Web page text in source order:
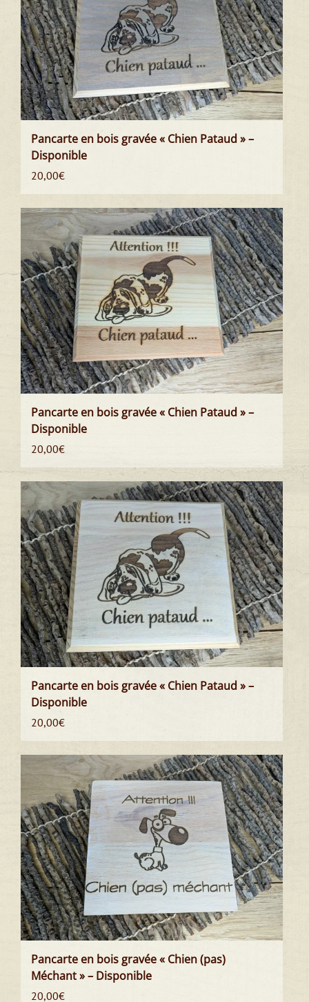
Pancarte en bois gravée « Chien Pataud » –
Disponible
20,00€
Pancarte en bois gravée « Chien Pataud » –
Disponible
20,00€
Pancarte en bois gravée « Chien Pataud » –
Disponible
20,00€
Pancarte en bois gravée « Chien (pas)
Méchant » – Disponible
20,00€